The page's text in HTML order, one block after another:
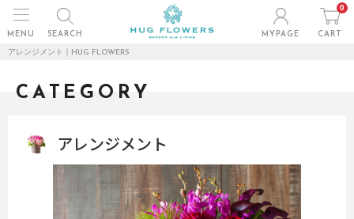
MENU SEARCH MYPAGE
0
CART
アレンジメント｜HUG FLOWERS
CATEGORY
アレンジメント